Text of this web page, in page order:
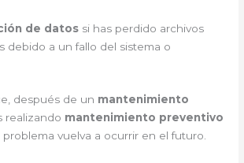
de datos si has perdido archivos
debido a un fallo del sistema o
después de un mantenimiento
realizando mantenimiento preventivo
problema vuelva a ocurrir en el futuro.